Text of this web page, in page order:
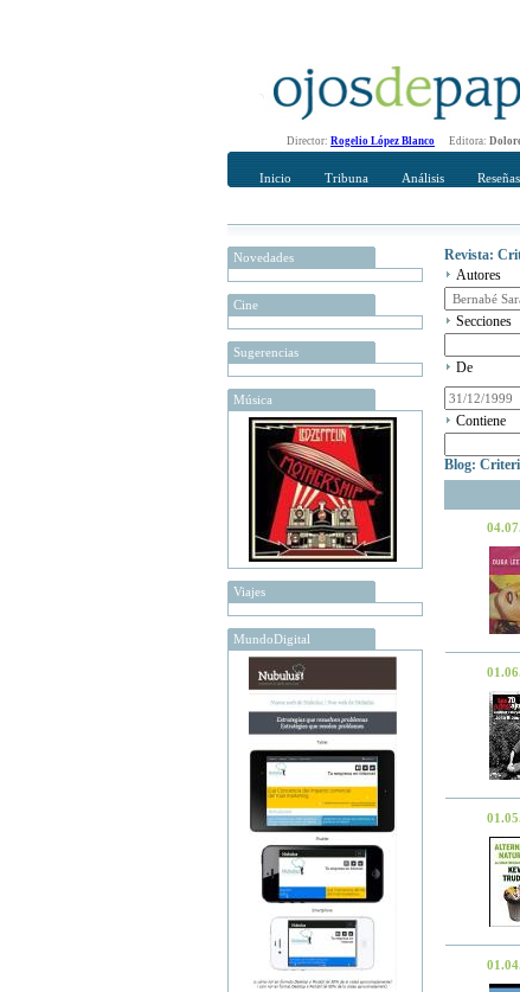
Director: Rogelio López Blanco Editora:
Inicio Tribuna Análisis
Novedades
Cine
Sugerencias
Música
Viajes
MundoDigital
Revista:
Autores
Secciones
De
Contiene
Blog: